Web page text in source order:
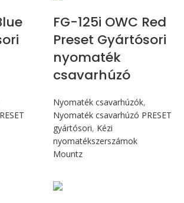
FG-125i OWC Red
Preset Gyártósori
nyomaték
csavarhúzó
Nyomaték csavarhúzók,
Nyomaték csavarhúzó PRESET
gyártósori, Kézi
nyomatékszerszámok
Mountz